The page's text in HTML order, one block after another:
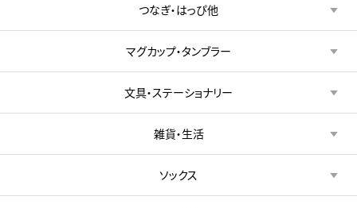
つなぎ・はっぴ他
マグカップ・タンブラー
文具・ステーショナリー
雑貨・生活
ソックス